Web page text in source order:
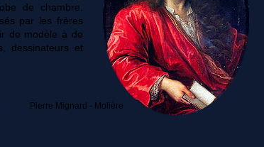
de chambre.
par les frères
de modèle à de
dessinateurs et
Pierre Mignard - Molière